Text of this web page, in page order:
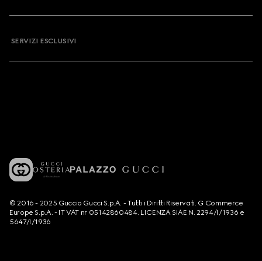
SERVIZI ESCLUSIVI
© 2016 - 2025 Guccio Gucci S.p.A. - Tutti i Diritti Riservati. G Commerce
Europe S.p.A. - IT VAT nr 05142860484. LICENZA SIAE N. 2294/I/1936 e
5647/I/1936